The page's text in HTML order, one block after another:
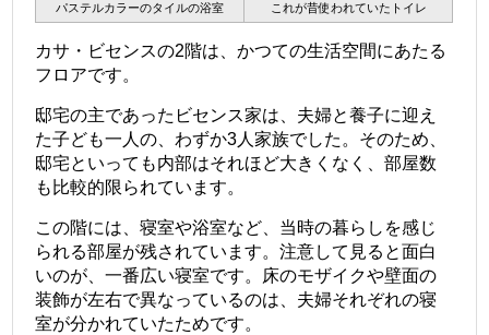
パステルカラーのタイルの浴室 これが昔使われていたトイレ
カサ・ビセンスの2階は、かつての生活空間にあたる
フロアです。
邸宅の主であったビセンス家は、夫婦と養子に迎え
た子ども一人の、わずか3人家族でした。そのため、
邸宅といっても内部はそれほど大きくなく、部屋数
も比較的限られています。
この階には、寝室や浴室など、当時の暮らしを感じ
られる部屋が残されています。注意して見ると面白
いのが、一番広い寝室です。床のモザイクや壁面の
装飾が左右で異なっているのは、夫婦それぞれの寝
室が分かれていたためです。